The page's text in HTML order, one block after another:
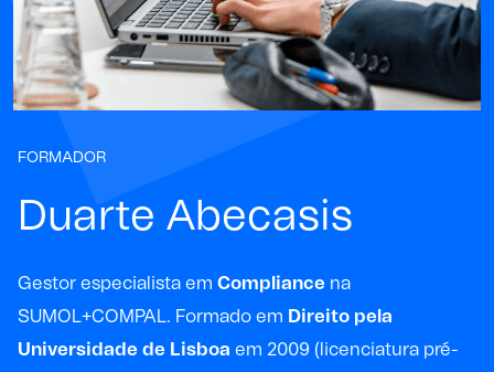
FORMADOR
Duarte Abecasis
Gestor especialista em Compliance na
SUMOL+COMPAL. Formado em Direito pela
Universidade de Lisboa em 2009 (licenciatura pré-